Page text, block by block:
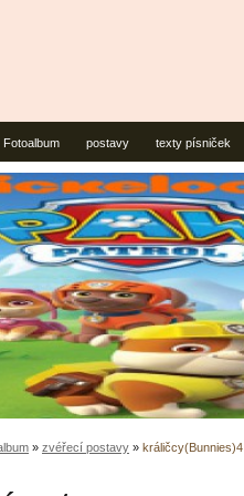
Fotoalbum postavy texty písniček
» zvéřecí postavy » králičcy(Bunnies)4